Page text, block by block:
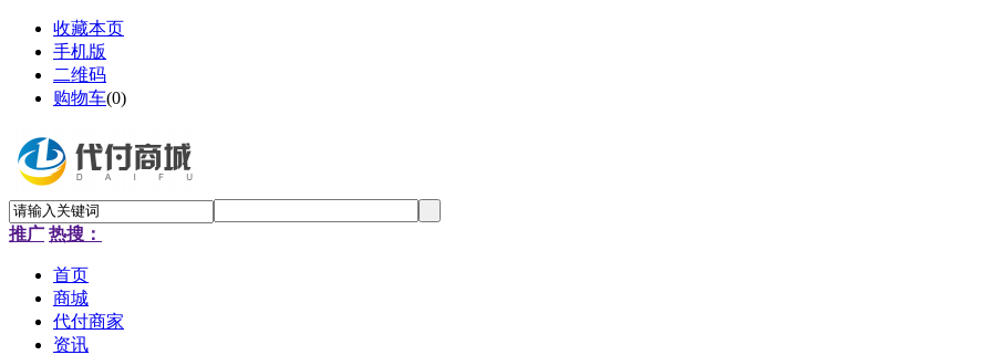
收藏本页
手机版
二维码
购物车(0)
推广 热搜：
首页
商城
代付商家
资讯